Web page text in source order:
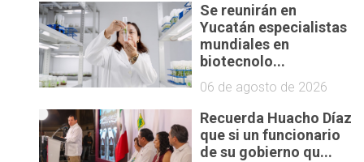
Se reunirán en
Yucatán especialistas
mundiales en
biotecnolo...
06 de agosto de 2026
Recuerda Huacho Díaz
que si un funcionario
de su gobierno qu...